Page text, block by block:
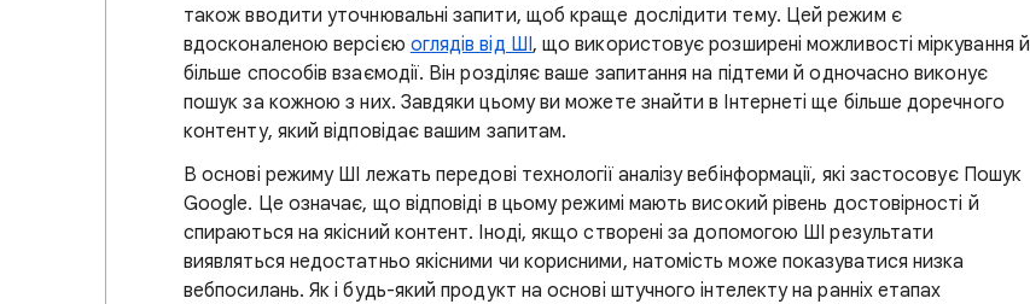
також вводити уточнювальні запити, щоб краще дослідити тему. Цей режим є
вдосконаленою версією оглядів від ШІ, що використовує розширені можливості міркування й
більше способів взаємодії. Він розділяє ваше запитання на підтеми й одночасно виконує
пошук за кожною з них. Завдяки цьому ви можете знайти в Інтернеті ще більше доречного
контенту, який відповідає вашим запитам.
В основі режиму ШІ лежать передові технології аналізу вебінформації, які застосовує Пошук
Google. Це означає, що відповіді в цьому режимі мають високий рівень достовірності й
спираються на якісний контент. Іноді, якщо створені за допомогою ШІ результати
виявляться недостатньо якісними чи корисними, натомість може показуватися низка
вебпосилань. Як і будь-який продукт на основі штучного інтелекту на ранніх етапах